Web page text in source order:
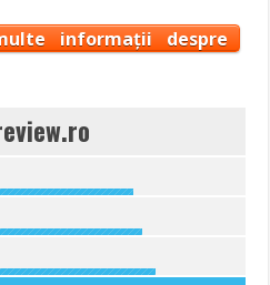
informații despre